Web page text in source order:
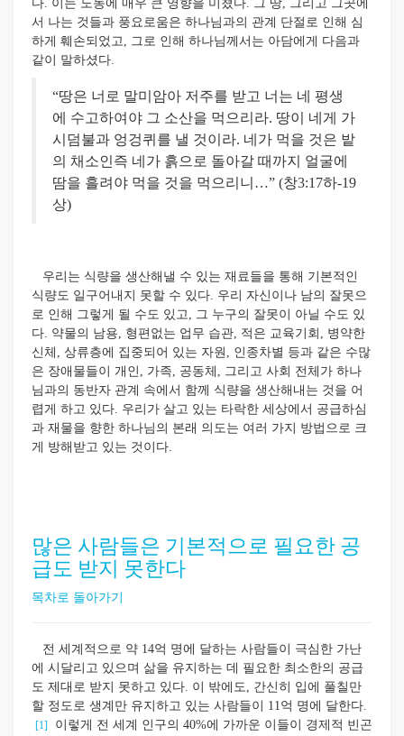
다. 이는 노동에 매우 큰 영향을 미쳤다. 그 땅, 그리고 그곳에
서 나는 것들과 풍요로움은 하나님과의 관계 단절로 인해 심
하게 훼손되었고, 그로 인해 하나님께서는 아담에게 다음과
같이 말하셨다.
“땅은 너로 말미암아 저주를 받고 너는 네 평생
에 수고하여야 그 소산을 먹으리라. 땅이 네게 가
시덤불과 엉겅퀴를 낼 것이라. 네가 먹을 것은 밭
의 채소인즉 네가 흙으로 돌아갈 때까지 얼굴에
땀을 흘려야 먹을 것을 먹으리니…” (창3:17하-19
상)
우리는 식량을 생산해낼 수 있는 재료들을 통해 기본적인
식량도 일구어내지 못할 수 있다. 우리 자신이나 남의 잘못으
로 인해 그렇게 될 수도 있고, 그 누구의 잘못이 아닐 수도 있
다. 약물의 남용, 형편없는 업무 습관, 적은 교육기회, 병약한
신체, 상류층에 집중되어 있는 자원, 인종차별 등과 같은 수많
은 장애물들이 개인, 가족, 공동체, 그리고 사회 전체가 하나
님과의 동반자 관계 속에서 함께 식량을 생산해내는 것을 어
렵게 하고 있다. 우리가 살고 있는 타락한 세상에서 공급하심
과 재물을 향한 하나님의 본래 의도는 여러 가지 방법으로 크
게 방해받고 있는 것이다.
많은 사람들은 기본적으로 필요한 공
급도 받지 못한다
목차로 돌아가기
전 세계적으로 약 14억 명에 달하는 사람들이 극심한 가난
에 시달리고 있으며 삶을 유지하는 데 필요한 최소한의 공급
도 제대로 받지 못하고 있다. 이 밖에도, 간신히 입에 풀칠만
할 정도로 생계만 유지하고 있는 사람들이 11억 명에 달한다.
[1]
이렇게 전 세계 인구의 40%에 가까운 이들이 경제적 빈곤